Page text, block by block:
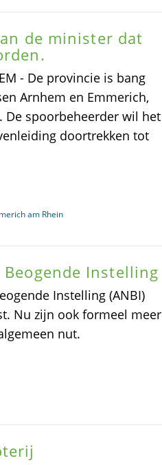
de minister dat
- De provincie is bang
Arnhem en Emmerich,
De spoorbeheerder wil het
doortrekken tot
am Rhein
Instelling
Instelling (ANBI)
Nu zijn ook formeel meer
nut.